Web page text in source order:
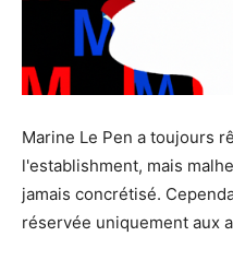
Marine Le Pen a toujours
l'establishment, mais
jamais concrétisé.
réservée uniquement aux